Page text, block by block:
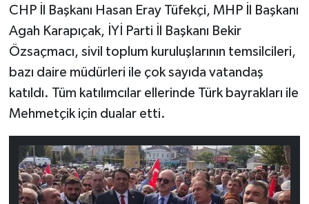
CHP İl Başkanı Hasan Eray Tüfekçi, MHP İl Başkanı
Agah Karapıçak, İYİ Parti İl Başkanı Bekir
Özsaçmacı, sivil toplum kuruluşlarının temsilcileri,
bazı daire müdürleri ile çok sayıda vatandaş
katıldı. Tüm katılımcılar ellerinde Türk bayrakları ile
Mehmetçik için dualar etti.